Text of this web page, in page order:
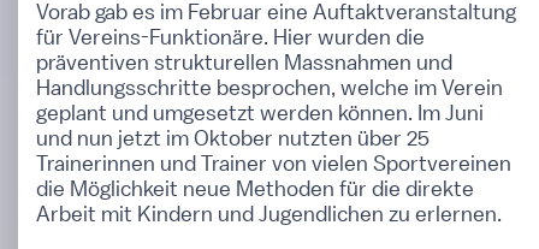
Vorab gab es im Februar eine Auftaktveranstaltung
für Vereins-Funktionäre. Hier wurden die
präventiven strukturellen Massnahmen und
Handlungsschritte besprochen, welche im Verein
geplant und umgesetzt werden können. Im Juni
und nun jetzt im Oktober nutzten über 25
Trainerinnen und Trainer von vielen Sportvereinen
die Möglichkeit neue Methoden für die direkte
Arbeit mit Kindern und Jugendlichen zu erlernen.